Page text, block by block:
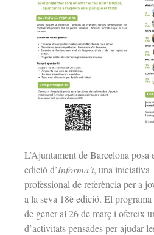
L’Ajuntament de Barcelona posa
edició d’Informa’t, una iniciativa
professional de referència per a
a la seva 18è edició. El
de gener al 26 de març i ofereix
d’activitats pensades per ajudar